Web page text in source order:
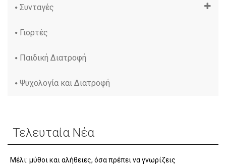
Συνταγές
Γιορτές
Παιδική Διατροφή
Ψυχολογία και Διατροφή
Τελευταία Νέα
Μέλι: μύθοι και αλήθειες, όσα πρέπει να γνωρίζεις